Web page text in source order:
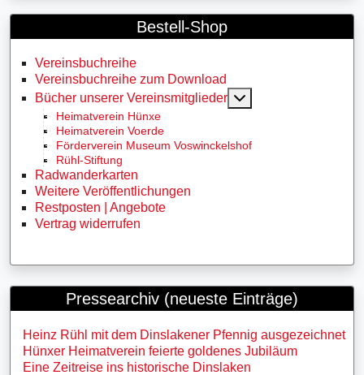
Bestell-Shop
Vereinsbuchreihe
Vereinsbuchreihe zum Download
Bücher unserer Vereinsmitglieder
Heimatverein Hünxe
Heimatverein Voerde
Förderverein Museum Voswinckelshof
Rühl-Stiftung
Radwanderkarten
Weitere Veröffentlichungen
Restposten | Angebote
Vertrag widerrufen
Pressearchiv (neueste Einträge)
Heinz Rühl mit dem Dinslakener Pfennig ausgezeichnet
Hünxer Heimatverein feierte goldenes Jubiläum
Eine Zeitreise ins historische Dinslaken